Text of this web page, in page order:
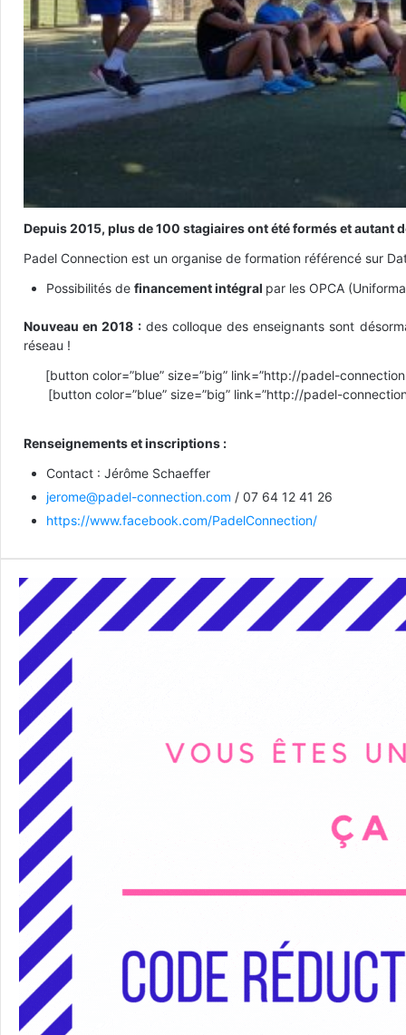
Depuis 2015, plus de 100 stagiaires ont été formés et
Padel Connection est un organise de formation référencé sur
Possibilités de financement intégral par les OPCA
Nouveau en 2018 :des colloque des enseignants sont
réseau !
[button color=”blue” size=”big” link=”http://padel-
[button color=”blue” size=”big” link=”http://padel-
Renseignements et inscriptions :
Contact : Jérôme Schaeffer
jerome@padel-connection.com / 07 64 12 41 26
https://www.facebook.com/PadelConnection/